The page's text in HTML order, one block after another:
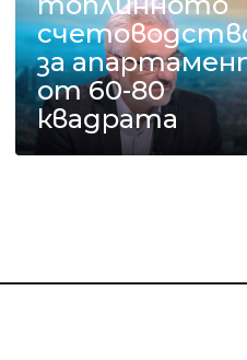
за
от 60-80
квадрата